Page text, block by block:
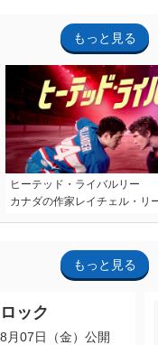
もっと見る
ヒーテッド・ライバルリー
カナダの作家レイチェル・リ
もっと見る
ック
月07日（金）公開